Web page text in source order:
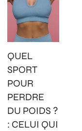
QUEL
SPORT
POUR
PERDRE
DU POIDS ?
: CELUI QUI